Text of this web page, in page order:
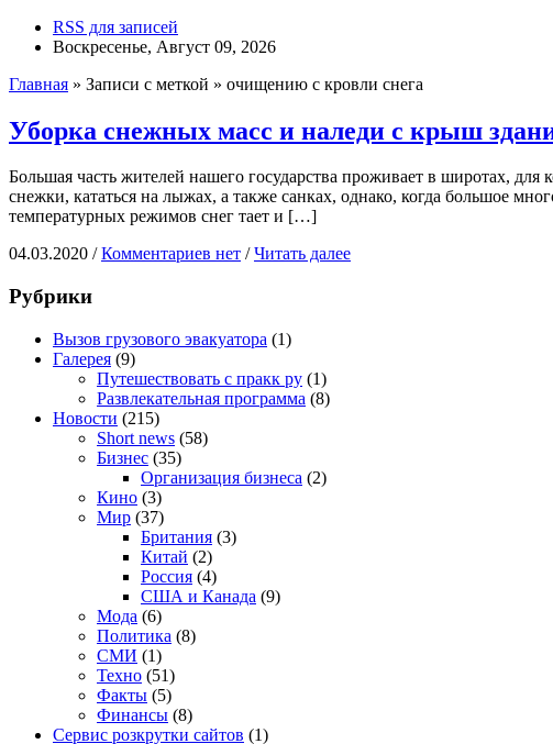
RSS для записей
Воскресенье, Август 09, 2026
Главная » Записи с меткой » очищению с кровли снега
Уборка снежных масс и наледи с крыш
Большая часть жителей нашего государства проживает в широтах,
снежки, кататься на лыжах, а также санках, однако, когда большое
температурных режимов снег тает и […]
04.03.2020 /Комментариев нет /Читать далее
Рубрики
Вызов грузового эвакуатора (1)
Галерея (9)
Путешествовать с пракк ру (1)
Развлекательная программа (8)
Новости (215)
Short news (58)
Бизнес (35)
Организация бизнеса (2)
Кино (3)
Мир (37)
Британия (3)
Китай (2)
Россия (4)
США и Канада (9)
Мода (6)
Политика (8)
СМИ (1)
Техно (51)
Факты (5)
Финансы (8)
Сервис розкрутки сайтов (1)